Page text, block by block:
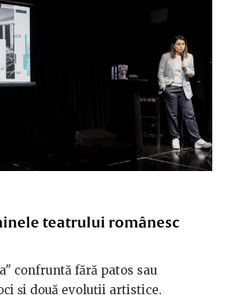
teatrului românesc
confruntă fără patos sau
și două evoluții artistice.